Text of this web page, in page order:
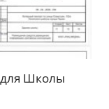
для Школы